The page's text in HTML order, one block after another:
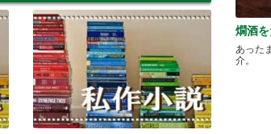
燗酒
あった
介。